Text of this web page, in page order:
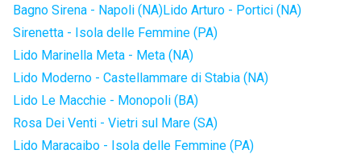
Bagno Sirena - Napoli (NA)Lido Arturo - Portici (NA)
Sirenetta - Isola delle Femmine (PA)
Lido Marinella Meta - Meta (NA)
Lido Moderno - Castellammare di Stabia (NA)
Lido Le Macchie - Monopoli (BA)
Rosa Dei Venti - Vietri sul Mare (SA)
Lido Maracaibo - Isola delle Femmine (PA)